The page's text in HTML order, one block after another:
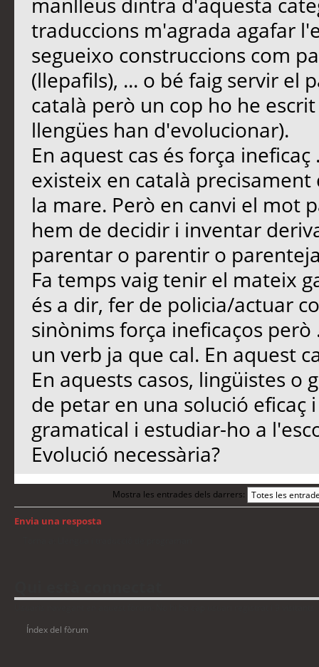
traduccions m'agrada agafar
segueixo construccions com
(llepafils), ... o bé faig servir el
català però un cop ho he
llengües han d'evolucionar).
En aquest cas és força
existeix en català
la mare. Però en canvi el mot
hem de decidir i inventar
parentar o parentir o
Fa temps vaig tenir el mateix
és a dir, fer de policia/actuar
sinònims força ineficaços però
un verb ja que cal. En aquest
En aquests casos, lingüistes
de petar en una solució
gramatical i estudiar-ho a
Evolució necessària?
Mostra les entrades dels darrers:
Envia una resposta
Índex del fòrum